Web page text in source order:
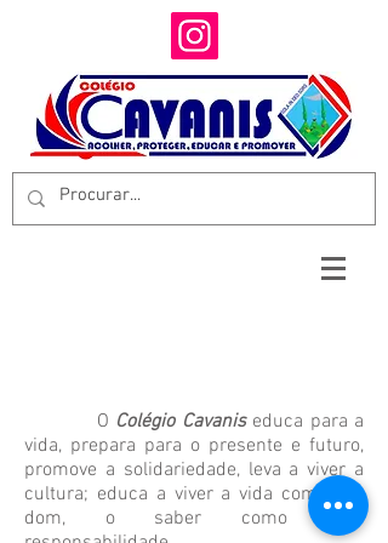
O Colégio Cavaniseduca para a
vida, prepara para o presente e futuro,
promove a solidariedade, leva a viver a
cultura; educa a viver a vida como um
dom, o saber como uma